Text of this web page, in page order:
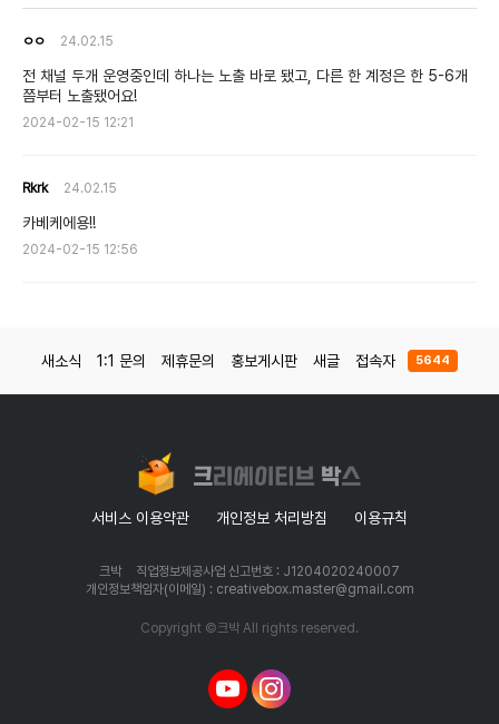
ㅇㅇ 24.02.15
전 채널 두개 운영중인데 하나는 노출 바로 됐고, 다른 한 계정은 한 5-6개
쯤부터 노출됐어요!
2024-02-15 12:21
Rkrk 24.02.15
카베케에용!!
2024-02-15 12:56
새소식 1:1 문의 제휴문의 홍보게시판 새글 접속자 5644
서비스 이용약관 개인정보 처리방침 이용규칙
크박
직업정보제공사업 신고번호 : J1204020240007
개인정보책임자(이메일) : creativebox.master@gmail.com
Copyright ©크박 All rights reserved.